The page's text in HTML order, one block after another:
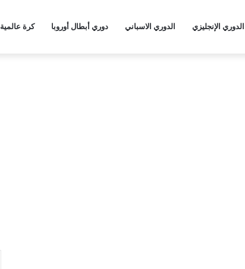
الدوري الإنجليزي الدوري الاسباني دوري أبطال أوروبا كرة عالمية